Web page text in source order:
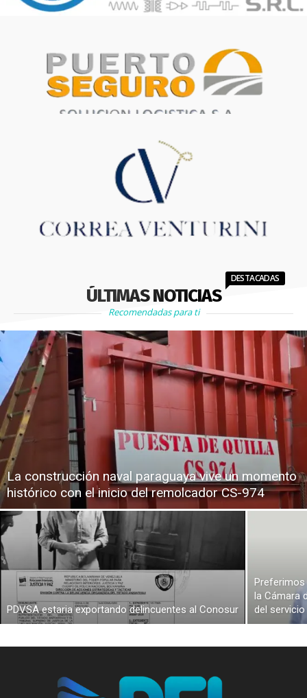
ÚLTIMAS NOTICIAS
DESTACADAS
Recomendadas para ti
La construcción naval paraguaya vive un momento
histórico con el inicio del remolcador CS-974
PDVSA estaria exportando delincuentes al Conosur
Preferimos
la Cámara
del